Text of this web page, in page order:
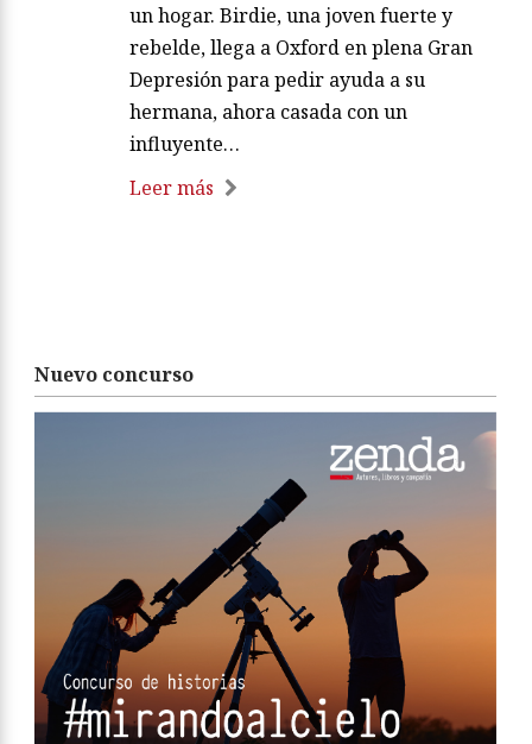
un hogar. Birdie, una joven fuerte y
rebelde, llega a Oxford en plena Gran
Depresión para pedir ayuda a su
hermana, ahora casada con un
influyente…
Leer más
Nuevo concurso